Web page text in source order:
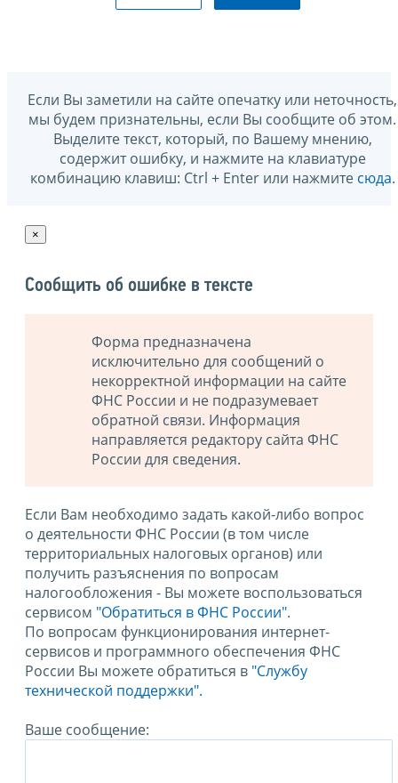
Если Вы заметили на сайте опечатку или неточность,
мы будем признательны, если Вы сообщите об этом.
Выделите текст, который, по Вашему мнению,
содержит ошибку, и нажмите на клавиатуре
комбинацию клавиш: Ctrl + Enter или нажмите сюда.
×
Сообщить об ошибке в тексте
Форма предназначена
исключительно для сообщений о
некорректной информации на сайте
ФНС России и не подразумевает
обратной связи. Информация
направляется редактору сайта ФНС
России для сведения.
Если Вам необходимо задать какой-либо вопрос
о деятельности ФНС России (в том числе
территориальных налоговых органов) или
получить разъяснения по вопросам
налогообложения - Вы можете воспользоваться
сервисом "Обратиться в ФНС России".
По вопросам функционирования интернет-
сервисов и программного обеспечения ФНС
России Вы можете обратиться в "Службу
технической поддержки".
Ваше сообщение: